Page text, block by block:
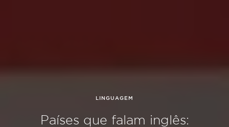
LINGUAGEM
Países que falam inglês: